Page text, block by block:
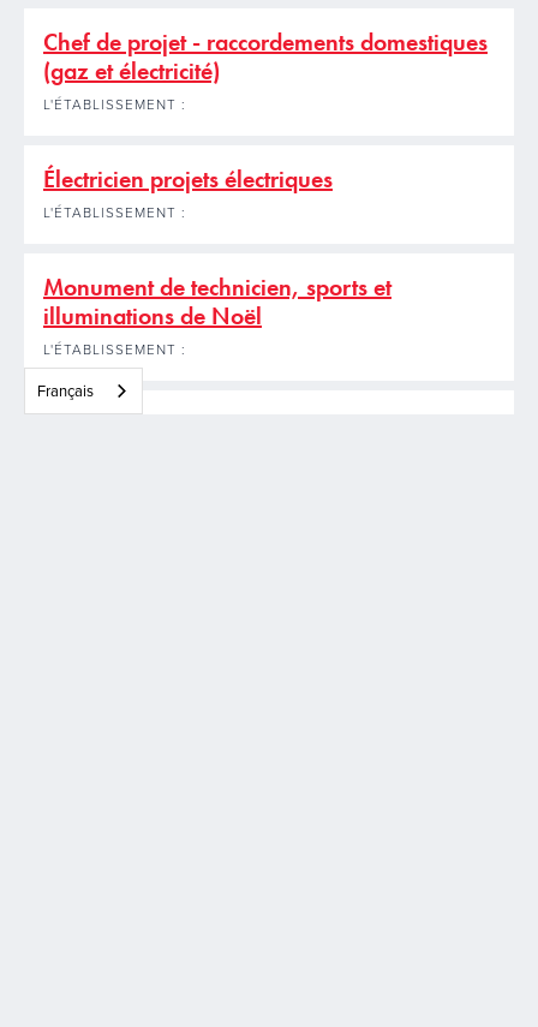
Chef de projet - raccordements domestiques
(gaz et électricité)
L'ÉTABLISSEMENT :
Électricien projets électriques
L'ÉTABLISSEMENT :
Monument de technicien, sports et
illuminations de Noël
L'ÉTABLISSEMENT :
Français